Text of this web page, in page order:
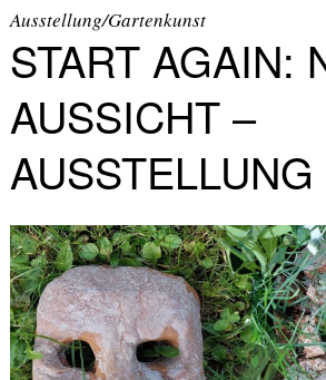
ABOUT
SAMMLUNG
PARTNER*INNEN
ANGEBOTE
Ausstellung/Gartenkunst
START AGAIN:
AUSSICHT –
AUSSTELLUNG